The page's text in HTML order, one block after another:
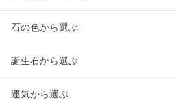
石の色から選ぶ
誕生石から選ぶ
運気から選ぶ